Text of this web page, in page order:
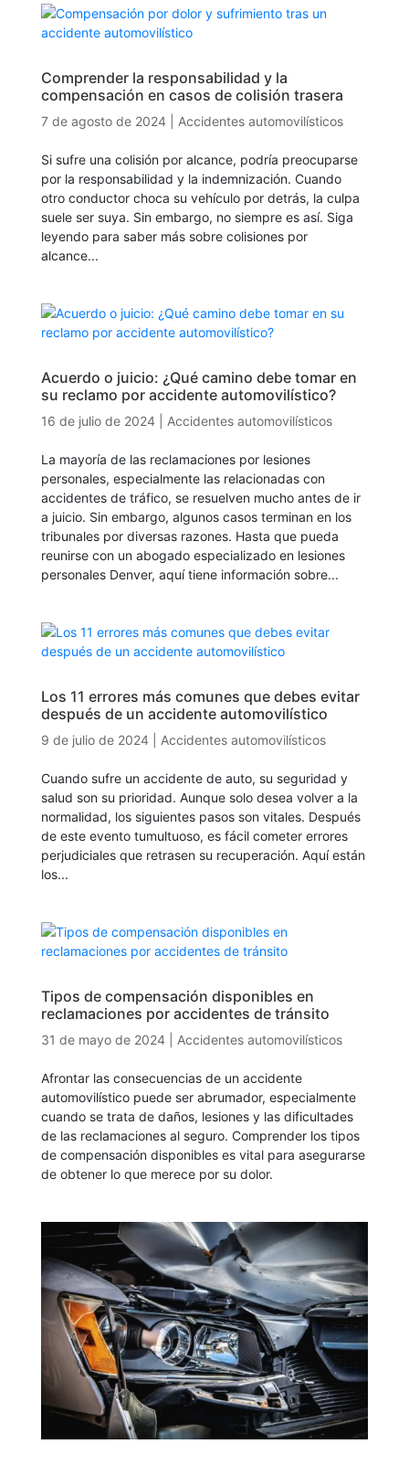
Comprender la responsabilidad y la
compensación en casos de colisión trasera
7 de agosto de 2024| Accidentes automovilísticos
Si sufre una colisión por alcance, podría preocuparse
por la responsabilidad y la indemnización. Cuando
otro conductor choca su vehículo por detrás, la culpa
suele ser suya. Sin embargo, no siempre es así. Siga
leyendo para saber más sobre colisiones por
alcance...
Acuerdo o juicio: ¿Qué camino debe tomar en
su reclamo por accidente automovilístico?
16 de julio de 2024| Accidentes automovilísticos
La mayoría de las reclamaciones por lesiones
personales, especialmente las relacionadas con
accidentes de tráfico, se resuelven mucho antes de ir
a juicio. Sin embargo, algunos casos terminan en los
tribunales por diversas razones. Hasta que pueda
reunirse con un abogado especializado en lesiones
personales Denver, aquí tiene información sobre...
Los 11 errores más comunes que debes evitar
después de un accidente automovilístico
9 de julio de 2024| Accidentes automovilísticos
Cuando sufre un accidente de auto, su seguridad y
salud son su prioridad. Aunque solo desea volver a la
normalidad, los siguientes pasos son vitales. Después
de este evento tumultuoso, es fácil cometer errores
perjudiciales que retrasen su recuperación. Aquí están
los...
Tipos de compensación disponibles en
reclamaciones por accidentes de tránsito
31 de mayo de 2024| Accidentes automovilísticos
Afrontar las consecuencias de un accidente
automovilístico puede ser abrumador, especialmente
cuando se trata de daños, lesiones y las dificultades
de las reclamaciones al seguro. Comprender los tipos
de compensación disponibles es vital para asegurarse
de obtener lo que merece por su dolor.